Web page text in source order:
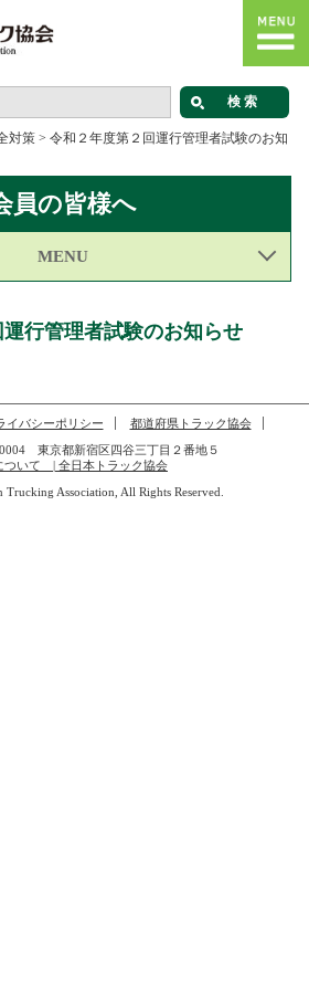
対策> 令和２年度第２回運行管理者試験のお知
員の皆様へ
MENU
行管理者試験のお知らせ
イバシーポリシー
都道府県トラック協会
東京都新宿区四谷三丁目２番地５
ついて | 全日本トラック協会
Trucking Association, All Rights Reserved.